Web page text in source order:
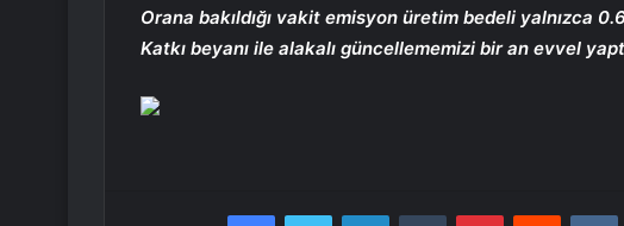
Orana bakıldığı vakit emisyon üretim bedeli yalnızca
Katkı beyanı ile alakalı güncellememizi bir an evvel
FacebookTwitter LinkedInTumblr PinterestReddit